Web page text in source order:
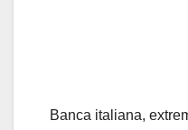
Banca italiana,